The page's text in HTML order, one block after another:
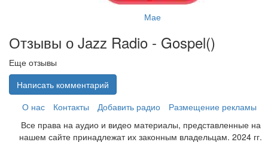
Мае
Отзывы о Jazz Radio - Gospel()
Еще отзывы
Написать комментарий
О нас
Контакты Добавить радио
Размещение рекламы
Все права на аудио и видео материалы, представленные на
нашем сайте принадлежат их законным владельцам. 2024 гг.